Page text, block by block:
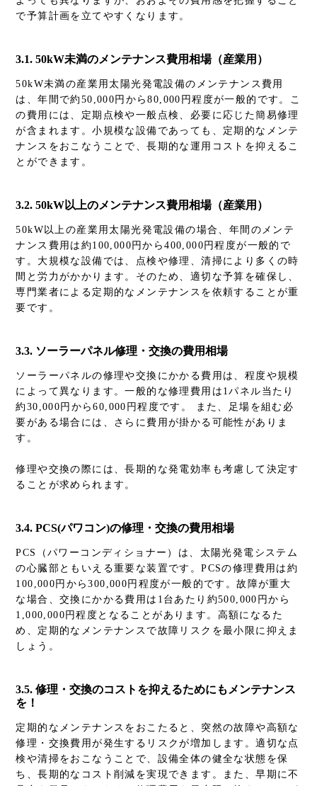
で予算計画を立てやすくなります。
3.1. 50kW未満のメンテナンス費用相場（産業用）
50kW未満の産業用太陽光発電設備のメンテナンス費用
は、年間で約50,000円から80,000円程度が一般的です。こ
の費用には、定期点検や一般点検、必要に応じた簡易修理
が含まれます。小規模な設備であっても、定期的なメンテ
ナンスをおこなうことで、長期的な運用コストを抑えるこ
とができます。
3.2. 50kW以上のメンテナンス費用相場（産業用）
50kW以上の産業用太陽光発電設備の場合、年間のメンテ
ナンス費用は約100,000円から400,000円程度が一般的で
す。大規模な設備では、点検や修理、清掃により多くの時
間と労力がかかります。そのため、適切な予算を確保し、
専門業者による定期的なメンテナンスを依頼することが重
要です。
3.3. ソーラーパネル修理・交換の費用相場
ソーラーパネルの修理や交換にかかる費用は、程度や規模
によって異なります。一般的な修理費用は1パネル当たり
約30,000円から60,000円程度です。 また、足場を組む必
要がある場合には、さらに費用が掛かる可能性がありま
す。
修理や交換の際には、長期的な発電効率も考慮して決定す
ることが求められます。
3.4. PCS(パワコン)の修理・交換の費用相場
PCS（パワーコンディショナー）は、太陽光発電システム
の心臓部ともいえる重要な装置です。PCSの修理費用は約
100,000円から300,000円程度が一般的です。故障が重大
な場合、交換にかかる費用は1台あたり約500,000円から
1,000,000円程度となることがあります。高額になるた
め、定期的なメンテナンスで故障リスクを最小限に抑えま
しょう。
3.5. 修理・交換のコストを抑えるためにもメンテナンス
を！
定期的なメンテナンスをおこたると、突然の故障や高額な
修理・交換費用が発生するリスクが増加します。適切な点
検や清掃をおこなうことで、設備全体の健全な状態を保
ち、長期的なコスト削減を実現できます。また、早期に不